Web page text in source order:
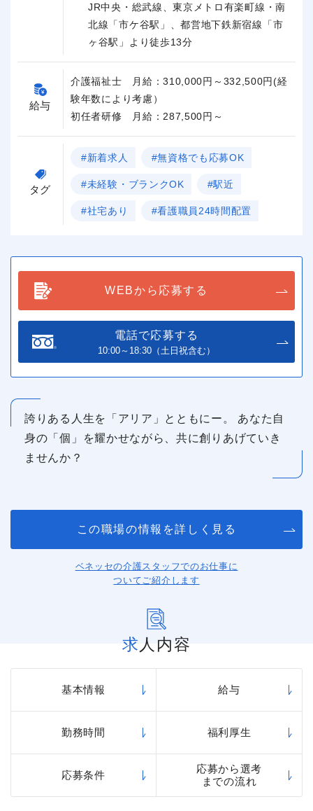
JR中央・総武線、東京メトロ有楽町線・南
北線「市ケ谷駅」、都営地下鉄新宿線「市
ヶ谷駅」より徒歩13分
給与
介護福祉士 月給：310,000円～332,500円(経
験年数により考慮）
初任者研修 月給：287,500円～
タグ
#新着求人 #無資格でも応募OK
#未経験・ブランクOK #駅近
#社宅あり #看護職員24時間配置
WEBから応募する
電話で応募する
10:00～18:30（土日祝含む）
誇りある人生を「アリア」とともにー。 あなた自
身の「個」を耀かせながら、共に創りあげていき
ませんか？
この職場の情報を詳しく見る
ベネッセの介護スタッフでのお仕事に
ついてご紹介します
求人内容
基本情報 給与
勤務時間 福利厚生
応募条件
応募から選考
までの流れ